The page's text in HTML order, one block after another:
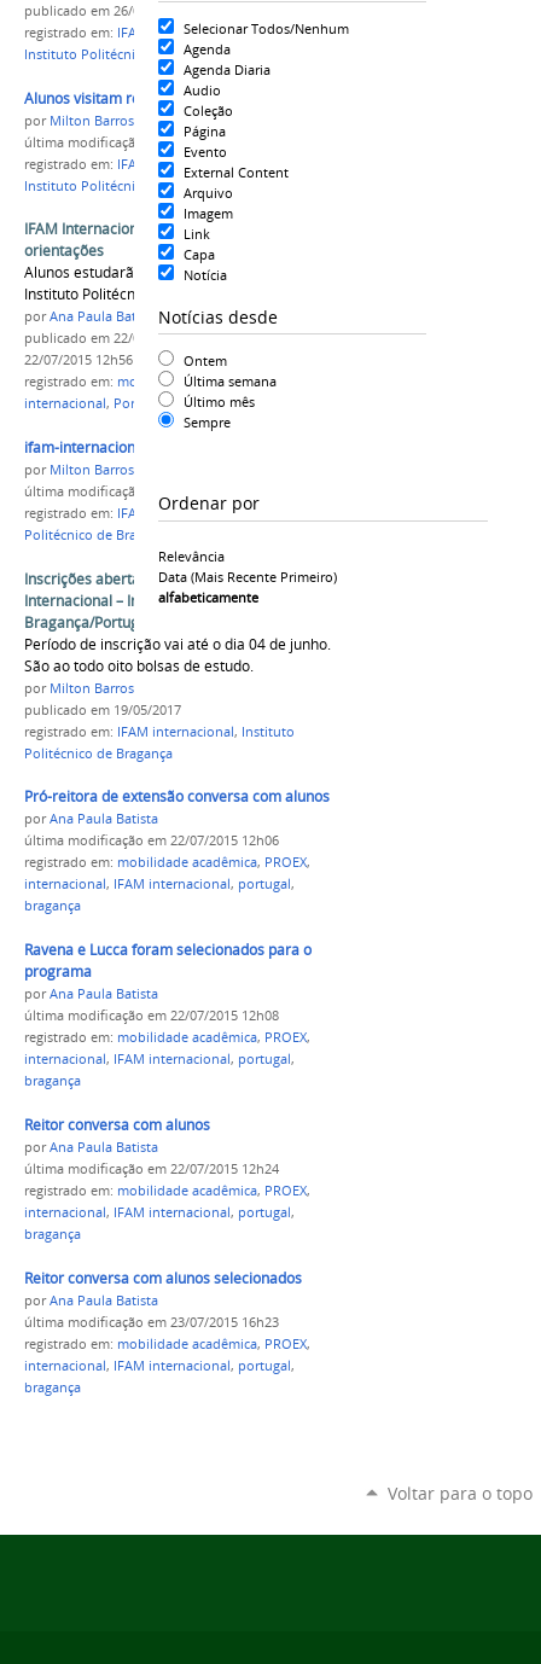
Selecionar Todos/Nenhum
Agenda
Agenda Diaria
Audio
Coleção
Página
Evento
External Content
Arquivo
Imagem
Link
Capa
Notícia
Notícias desde
Ontem
Última semana
Último mês
Sempre
Ordenar por
Relevância
Data (mais Recente Primeiro)
alfabeticamente
publicado em 26/02/2016
registrado em: IFAM internacional,Portugal,
Instituto Politécnico de Bragança
Alunos visitam reitoria
por Milton Barros
última modificação
em 26/02/2016 10h51
registrado em: IFAM internacional
Instituto Politécnico de Bragança
IFAM Internacional: Selecionados recebem
orientações
Alunos estudarão um semestre letivo no
Instituto Politécnico de Bragança, em Portugal
porAna Paula Batista
publicado em 22/07/2015—última modificaçãoem
22/07/2015 12h56
registrado em: mobilidade acadêmica,PROEX
internacional, Portugal, bragança ,Internacional
ifam-internacional.jpg
por Milton Barros
última modificação
registrado em: IFAM internacional,Instituto
Politécnico de Bragança
Inscrições abertas para o Programa IFAM
Internacional – Instituto Politécnico de
Bragança/Portugal
Período de inscrição vai até o dia 04 de junho.
São ao todo oito bolsas de estudo.
por Milton Barros
publicado em 19/05/2017
registrado em: IFAM internacional, Instituto
Politécnico de Bragança
Pró-reitora de extensão conversa com alunos
porAna Paula Batista
última modificação em 22/07/2015 12h06
registrado em: mobilidade acadêmica, PROEX,
internacional, IFAM internacional, portugal,
bragança
Ravena e Lucca foram selecionados para o
programa
porAna Paula Batista
última modificação em 22/07/2015 12h08
registrado em: mobilidade acadêmica, PROEX,
internacional, IFAM internacional, portugal,
bragança
Reitor conversa com alunos
porAna Paula Batista
última modificação em 22/07/2015 12h24
registrado em: mobilidade acadêmica, PROEX,
internacional, IFAM internacional, portugal,
bragança
Reitor conversa com alunos selecionados
porAna Paula Batista
última modificação em 23/07/2015 16h23
registrado em: mobilidade acadêmica, PROEX,
internacional, IFAM internacional, portugal,
bragança
Voltar para o topo